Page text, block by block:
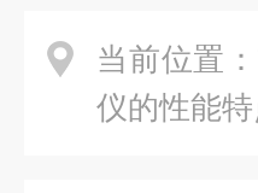
当前位置：
仪的性能特